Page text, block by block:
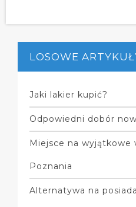
LOSOWE
Jaki lakier kupić?
Odpowiedni dobór
Miejsce na wyjątkowe
Poznania
Alternatywa na